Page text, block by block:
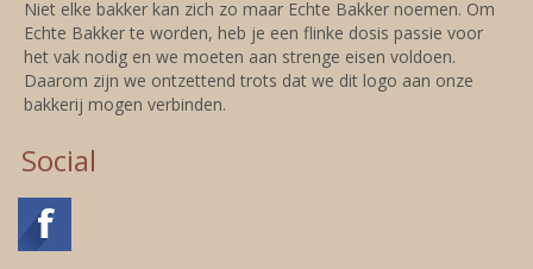
Niet elke bakker kan zich zo maar Echte Bakker noemen. Om
Echte Bakker te worden, heb je een flinke dosis passie voor
het vak nodig en we moeten aan strenge eisen voldoen.
Daarom zijn we ontzettend trots dat we dit logo aan onze
bakkerij mogen verbinden.
Social